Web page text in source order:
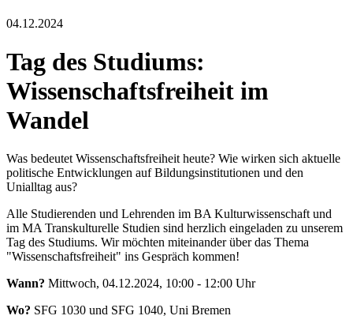
04.12.2024
Tag des Studiums:
Wissenschaftsfreiheit im
Wandel
Was bedeutet Wissenschaftsfreiheit heute? Wie wirken sich aktuelle
politische Entwicklungen auf Bildungsinstitutionen und den
Unialltag aus?
Alle Studierenden und Lehrenden im BA Kulturwissenschaft und
im MA Transkulturelle Studien sind herzlich eingeladen zu unserem
Tag des Studiums. Wir möchten miteinander über das Thema
"Wissenschaftsfreiheit" ins Gespräch kommen!
Wann? Mittwoch, 04.12.2024, 10:00 - 12:00 Uhr
Wo? SFG 1030 und SFG 1040, Uni Bremen